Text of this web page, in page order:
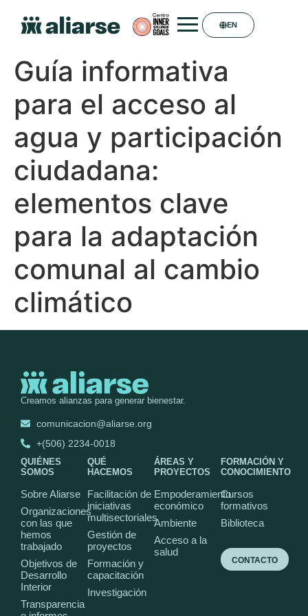
EN
Guía informativa
para el acceso al
agua y participación
ciudadana:
elementos clave
para la adaptación
comunal al cambio
climático
Creamos alianzas para generar bienestar.
comunicacion@aliarse.org
+(506) 2234-0018
QUIÉNES
SOMOS
Sobre Aliarse
Organizaciones
con las que
hemos
trabajado
Objetivos de
Desarrollo
Interior
Transparencia
QUÉ
HACEMOS
Facilitación de
iniciativas
multisectoriales
Gestión de
proyectos
Formación y
capacitación
Investigación
ÁREAS Y
PROYECTOS
Empoderamiento
económico
Ambiente
Acceso a la
salud
FORMACIÓN Y
CONOCIMIENTO
Cursos
formativos
Biblioteca
CONTACTO